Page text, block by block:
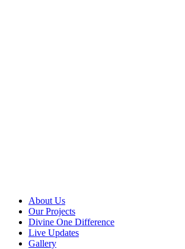
About Us
Our Projects
Divine One Difference
Live Updates
Gallery